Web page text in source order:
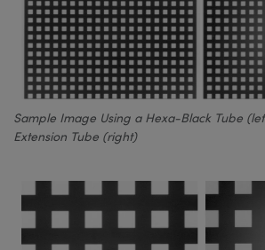
Sample Image Using a Hexa-Black Tube
Extension Tube (right)